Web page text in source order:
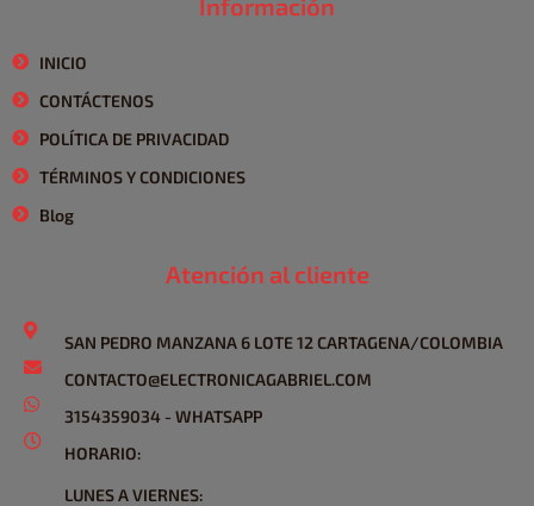
Información
INICIO
CONTÁCTENOS
POLÍTICA DE PRIVACIDAD
TÉRMINOS Y CONDICIONES
Blog
Atención al cliente
SAN PEDRO MANZANA 6 LOTE 12 CARTAGENA/COLOMBIA
CONTACTO@ELECTRONICAGABRIEL.COM
3154359034 - WHATSAPP
HORARIO:
LUNES A VIERNES: